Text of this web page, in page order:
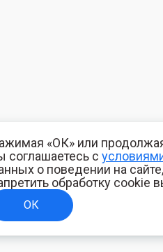
«ОК» или
соглашаетесь с
о поведении на
обработку cookie
ОК